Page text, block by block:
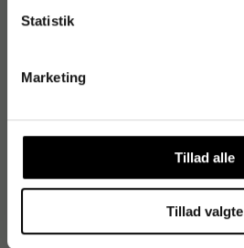
Statistik
Marketing
Tillad alle
Tillad valgte
EAN: 5701766991100
Portionsstørrelse 22 ml